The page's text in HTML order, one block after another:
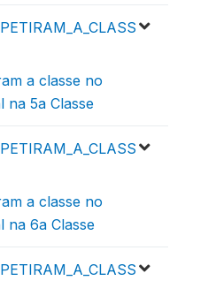
a classe no
na 5a Classe
a classe no
na 6a Classe